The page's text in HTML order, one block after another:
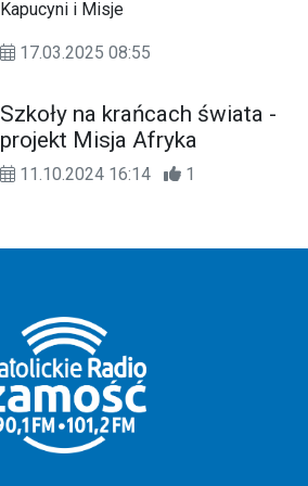
Kapucyni i Misje
17.03.2025 08:55
Szkoły na krańcach świata -
projekt Misja Afryka
11.10.2024 16:14 1